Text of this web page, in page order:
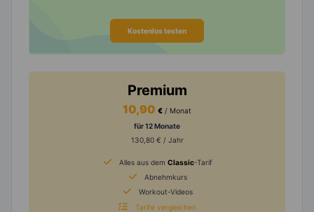
Kostenlos testen
Premium
10,90 € / Monat
für 12 Monate
130,80 € / Jahr
Alles aus dem Classic-Tarif
Abnehmkurs
Workout-Videos
Tarife vergleichen